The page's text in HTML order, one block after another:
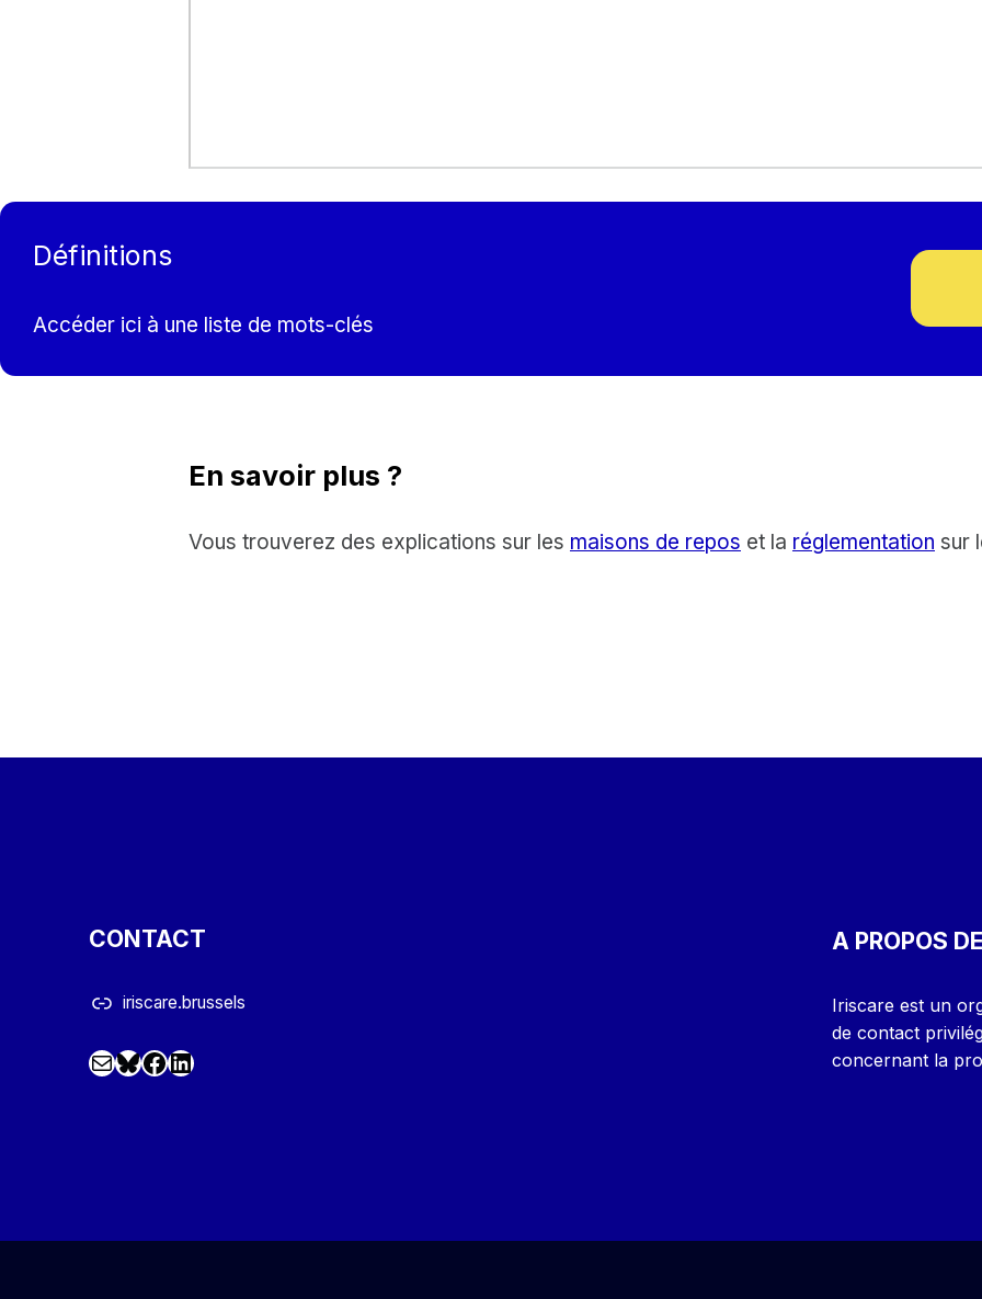
Définitions
Accéder ici à une liste de mots-clés
En savoir plus ?
Vous trouverez des explications sur les maisons de repos et la réglementation sur
CONTACT
iriscare.brussels
Mail
@iriscare.bsky.social Facebook LinkedIn
A PROPOS
Iriscare est un
de contact
concernant la